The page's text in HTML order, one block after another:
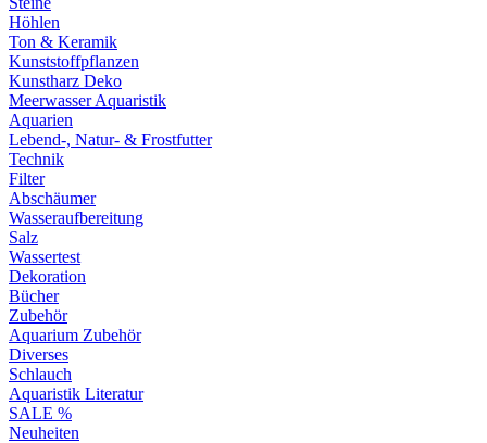
Höhlen
Ton & Keramik
Kunststoffpflanzen
Kunstharz Deko
Meerwasser Aquaristik
Aquarien
Lebend-, Natur- & Frostfutter
Technik
Filter
Abschäumer
Wasseraufbereitung
Salz
Wassertest
Dekoration
Bücher
Zubehör
Aquarium Zubehör
Diverses
Schlauch
Aquaristik Literatur
SALE %
Neuheiten